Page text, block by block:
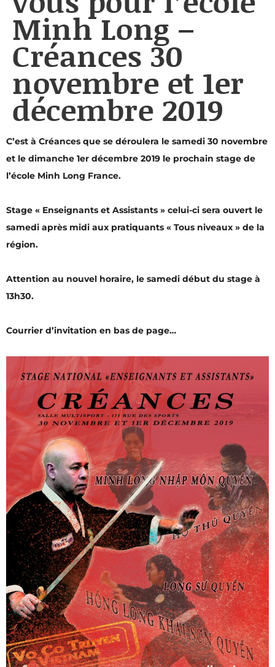
Minh Long –
Créances 30
novembre et 1er
décembre 2019
C’est à Créances que se déroulera le samedi 30 novembre
et le dimanche 1er décembre 2019 le prochain stage de
l’école Minh Long France.
Stage « Enseignants et Assistants » celui-ci sera ouvert le
samedi après midi aux pratiquants « Tous niveaux » de la
région.
Attention au nouvel horaire, le samedi début du stage à
13h30.
Courrier d’invitation en bas de page…